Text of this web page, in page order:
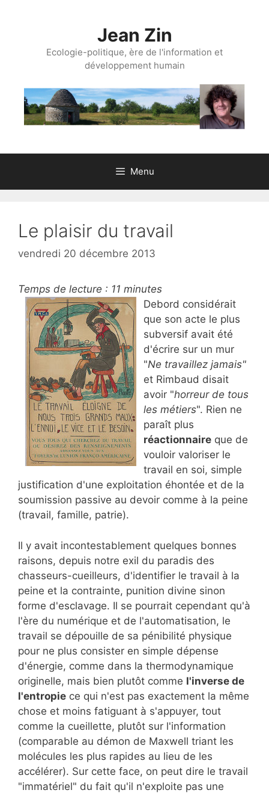
Jean Zin
Ecologie-politique, ère de l'information et
développement humain
Menu
Le plaisir du travail
vendredi 20 décembre 2013
Temps de lecture : 11 minutes
Debord considérait
que son acte le plus
subversif avait été
d'écrire sur un mur
"Ne travaillez jamais"
et Rimbaud disait
avoir "horreur de tous
les métiers". Rien ne
paraît plus
réactionnaire que de
vouloir valoriser le
travail en soi, simple
justification d'une exploitation éhontée et de la
soumission passive au devoir comme à la peine
(travail, famille, patrie).
Il y avait incontestablement quelques bonnes
raisons, depuis notre exil du paradis des
chasseurs-cueilleurs, d'identifier le travail à la
peine et la contrainte, punition divine sinon
forme d'esclavage. Il se pourrait cependant qu'à
l'ère du numérique et de l'automatisation, le
travail se dépouille de sa pénibilité physique
pour ne plus consister en simple dépense
d'énergie, comme dans la thermodynamique
originelle, mais bien plutôt comme l'inverse de
l'entropie ce qui n'est pas exactement la même
chose et moins fatiguant à s'appuyer, tout
comme la cueillette, plutôt sur l'information
(comparable au démon de Maxwell triant les
molécules les plus rapides au lieu de les
accélérer). Sur cette face, on peut dire le travail
"immatériel" du fait qu'il n'exploite pas une